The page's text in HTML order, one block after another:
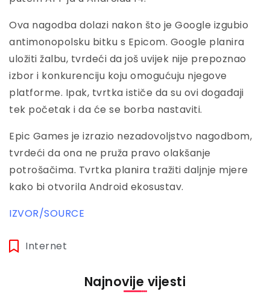
Ova nagodba dolazi nakon što je Google izgubio
antimonopolsku bitku s Epicom. Google planira
uložiti žalbu, tvrdeći da još uvijek nije prepoznao
izbor i konkurenciju koju omogućuju njegove
platforme. Ipak, tvrtka ističe da su ovi događaji
tek početak i da će se borba nastaviti.
Epic Games je izrazio nezadovoljstvo nagodbom,
tvrdeći da ona ne pruža pravo olakšanje
potrošačima. Tvrtka planira tražiti daljnje mjere
kako bi otvorila Android ekosustav.
IZVOR/SOURCE
Internet
Najnovije vijesti